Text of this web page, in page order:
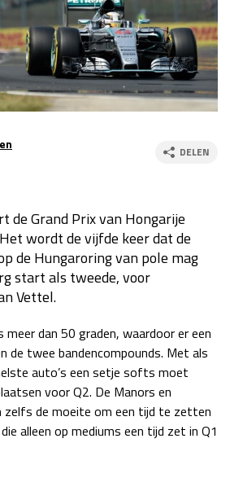
za 13:00 - 15:00
2026 23 - 25 okt
za 23:00 - 00:00
30 okt - 01 nov
za 22:00 - 23:00
zo 21:00 - 23:00
za 19:00 - 20:00
zo 18:00 - 20:00
PRIX 2026 20 - 22 nov
za 05:00 - 06:00
zo 05:00 - 07:00
04 - 06 dec
DELEN
de Grand Prix van Hongarije
wordt de vijfde keer dat de
de Hungaroring van pole mag
start als tweede, voor
Vettel.
dan 50 graden, waardoor er een
de twee bandencompounds. Met als
auto’s een setje softs moet
voor Q2. De Manors en
zelfs de moeite om een tijd te zetten
alleen op mediums een tijd zet in Q1